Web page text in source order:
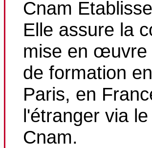
Cnam
Elle assure la
mise en œuvre
de formation
Paris, en
l'étranger via
Cnam.